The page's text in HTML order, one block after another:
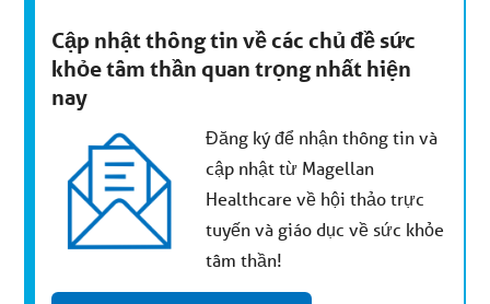
Cập nhật thông tin về các chủ đề sức
khỏe tâm thần quan trọng nhất hiện
nay
Đăng ký để nhận thông tin và
cập nhật từ Magellan
Healthcare về hội thảo trực
tuyến và giáo dục về sức khỏe
tâm thần!